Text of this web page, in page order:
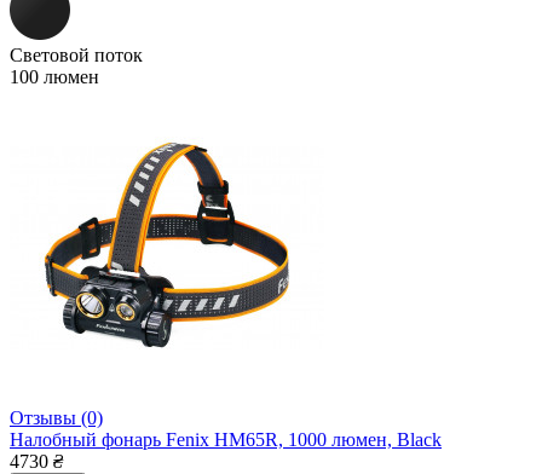
Световой поток
100 люмен
Отзывы (0)
Налобный фонарь Fenix HM65R, 1000 люмен, Black
4730 ₴